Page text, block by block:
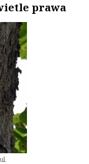
prawa